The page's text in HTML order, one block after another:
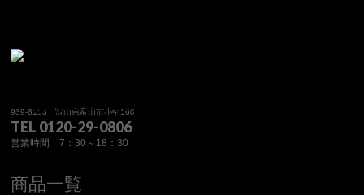
939-8183 富山県富山市小中160
TEL 0120-29-0806
営業時間 7：30～18：30
商品一覧